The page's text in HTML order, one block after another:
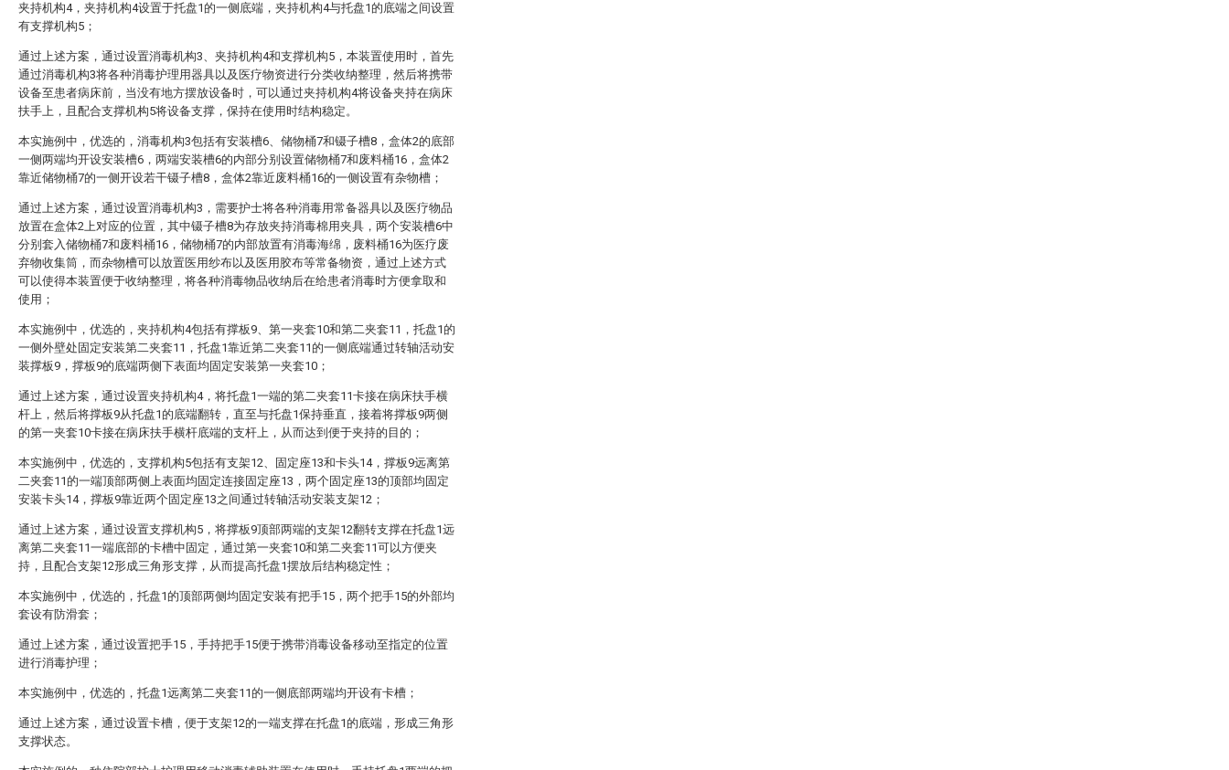
夹持机构4，夹持机构4设置于托盘1的一侧底端，夹持机构4与托盘1的底端之间设置
有支撑机构5；
通过上述方案，通过设置消毒机构3、夹持机构4和支撑机构5，本装置使用时，首先
通过消毒机构3将各种消毒护理用器具以及医疗物资进行分类收纳整理，然后将携带
设备至患者病床前，当没有地方摆放设备时，可以通过夹持机构4将设备夹持在病床
扶手上，且配合支撑机构5将设备支撑，保持在使用时结构稳定。
本实施例中，优选的，消毒机构3包括有安装槽6、储物桶7和镊子槽8，盒体2的底部
一侧两端均开设安装槽6，两端安装槽6的内部分别设置储物桶7和废料桶16，盒体2
靠近储物桶7的一侧开设若干镊子槽8，盒体2靠近废料桶16的一侧设置有杂物槽；
通过上述方案，通过设置消毒机构3，需要护士将各种消毒用常备器具以及医疗物品
放置在盒体2上对应的位置，其中镊子槽8为存放夹持消毒棉用夹具，两个安装槽6中
分别套入储物桶7和废料桶16，储物桶7的内部放置有消毒海绵，废料桶16为医疗废
弃物收集筒，而杂物槽可以放置医用纱布以及医用胶布等常备物资，通过上述方式
可以使得本装置便于收纳整理，将各种消毒物品收纳后在给患者消毒时方便拿取和
使用；
本实施例中，优选的，夹持机构4包括有撑板9、第一夹套10和第二夹套11，托盘1的
一侧外壁处固定安装第二夹套11，托盘1靠近第二夹套11的一侧底端通过转轴活动安
装撑板9，撑板9的底端两侧下表面均固定安装第一夹套10；
通过上述方案，通过设置夹持机构4，将托盘1一端的第二夹套11卡接在病床扶手横
杆上，然后将撑板9从托盘1的底端翻转，直至与托盘1保持垂直，接着将撑板9两侧
的第一夹套10卡接在病床扶手横杆底端的支杆上，从而达到便于夹持的目的；
本实施例中，优选的，支撑机构5包括有支架12、固定座13和卡头14，撑板9远离第
二夹套11的一端顶部两侧上表面均固定连接固定座13，两个固定座13的顶部均固定
安装卡头14，撑板9靠近两个固定座13之间通过转轴活动安装支架12；
通过上述方案，通过设置支撑机构5，将撑板9顶部两端的支架12翻转支撑在托盘1远
离第二夹套11一端底部的卡槽中固定，通过第一夹套10和第二夹套11可以方便夹
持，且配合支架12形成三角形支撑，从而提高托盘1摆放后结构稳定性；
本实施例中，优选的，托盘1的顶部两侧均固定安装有把手15，两个把手15的外部均
套设有防滑套；
通过上述方案，通过设置把手15，手持把手15便于携带消毒设备移动至指定的位置
进行消毒护理；
本实施例中，优选的，托盘1远离第二夹套11的一侧底部两端均开设有卡槽；
通过上述方案，通过设置卡槽，便于支架12的一端支撑在托盘1的底端，形成三角形
支撑状态。